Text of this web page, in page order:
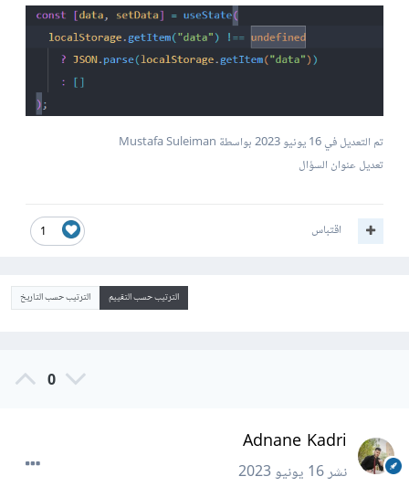
تم التعديل في16 يونيو 2023
بواسطة Mustafa Suleiman
تعديل عنوان السؤال
1 اقتباس
الترتيب حسب التقييم الترتيب حسب التاريخ
0
Adnane Kadri
نشر16 يونيو 2023